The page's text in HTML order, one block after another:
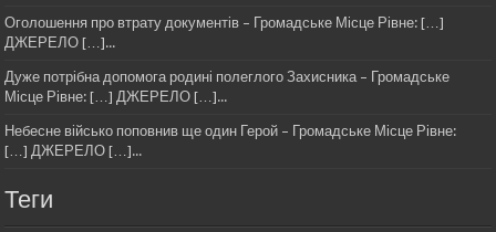
Оголошення про втрату документів – Громадське Місце Рівне: […]
ДЖЕРЕЛО […]...
Дуже потрібна допомога родині полеглого Захисника – Громадське
Місце Рівне: […] ДЖЕРЕЛО […]...
Небесне військо поповнив ще один Герой – Громадське Місце Рівне:
[…] ДЖЕРЕЛО […]...
Теги